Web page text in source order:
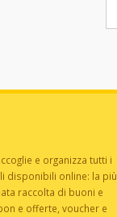
e organizza tutti i
disponibili online: la più
raccolta di buoni e
e offerte, voucher e